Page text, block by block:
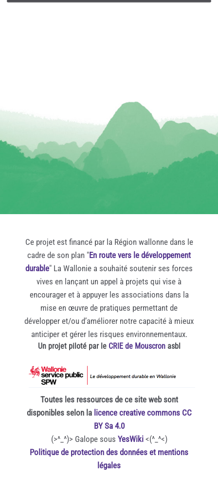
Ce projet est financé par la Région wallonne dans le
cadre de son plan "En route vers le développement
durable" La Wallonie a souhaité soutenir ses forces
vives en lançant un appel à projets qui vise à
encourager et à appuyer les associations dans la
mise en œuvre de pratiques permettant de
développer et/ou d’améliorer notre capacité à mieux
anticiper et gérer les risques environnementaux.
Un projet piloté par le CRIE de Mouscronasbl
Toutes les ressources de ce site web sont
disponibles selon la licence creative commons CC
BY Sa 4.0
(>^_^)> Galope sous YesWiki<(^_^<)
Politique de protection des données et mentions
légales